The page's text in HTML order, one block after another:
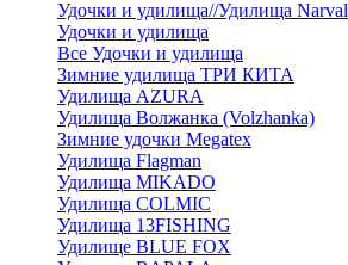
Удочки и удилища//Удилища Narval
Удочки и удилища
Все Удочки и удилища
Зимние удилища ТРИ КИТА
Удилища AZURA
Удилища Волжанка (Volzhanka)
Зимние удочки Megatex
Удилища Flagman
Удилища MIKADO
Удилища COLMIC
Удилища 13FISHING
Удилище BLUE FOX